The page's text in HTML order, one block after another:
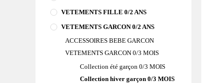
VETEMENTS FILLE 0/2 ANS
VETEMENTS GARCON 0/2 ANS
ACCESSOIRES BEBE GARCON
VETEMENTS GARCON 0/3 MOIS
Collection été garçon 0/3 MOIS
Collection hiver garçon 0/3 MOIS